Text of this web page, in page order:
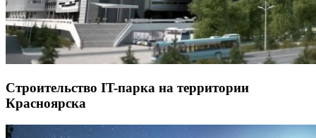
Строительство IT-парка на территории
Красноярска